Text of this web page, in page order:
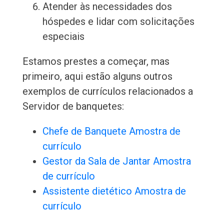
Atender às necessidades dos
hóspedes e lidar com solicitações
especiais
Estamos prestes a começar, mas
primeiro, aqui estão alguns outros
exemplos de currículos relacionados a
Servidor de banquetes:
Chefe de Banquete Amostra de
currículo
Gestor da Sala de Jantar Amostra
de currículo
Assistente dietético Amostra de
currículo